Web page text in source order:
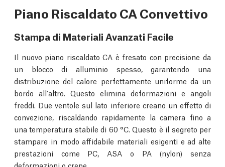
Piano Riscaldato CA Convettivo
Stampa di Materiali Avanzati Facile
Il nuovo piano riscaldato CA è fresato con precisione da
un blocco di alluminio spesso, garantendo una
distribuzione del calore perfettamente uniforme da un
bordo all'altro. Questo elimina deformazioni e angoli
freddi. Due ventole sul lato inferiore creano un effetto di
convezione, riscaldando rapidamente la camera fino a
una temperatura stabile di 60 °C. Questo è il segreto per
stampare in modo affidabile materiali esigenti e ad alte
prestazioni come PC, ASA o PA (nylon) senza